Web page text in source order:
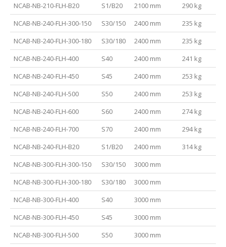
NCAB-NB-210-FLH-B20
S1/B20 2100 mm
290 kg
NCAB-NB-240-FLH-300-150
S30/150 2400 mm
235 kg
NCAB-NB-240-FLH-300-180
S30/180 2400 mm
235 kg
NCAB-NB-240-FLH-400
S40 2400 mm
241 kg
NCAB-NB-240-FLH-450
S45 2400 mm
253 kg
NCAB-NB-240-FLH-500
S50 2400 mm
253 kg
NCAB-NB-240-FLH-600
S60 2400 mm
274 kg
NCAB-NB-240-FLH-700
S70 2400 mm
294 kg
NCAB-NB-240-FLH-B20
S1/B20 2400 mm
314 kg
NCAB-NB-300-FLH-300-150
S30/150
3000 mm
NCAB-NB-300-FLH-300-180
S30/180
3000 mm
NCAB-NB-300-FLH-400
S40
3000 mm
NCAB-NB-300-FLH-450
S45
3000 mm
NCAB-NB-300-FLH-500
S50
3000 mm